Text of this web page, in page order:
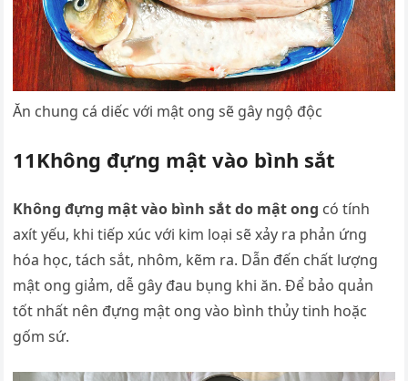
Ăn chung cá diếc với mật ong sẽ gây ngộ độc
11Không đựng mật vào bình sắt
Không đựng mật vào bình sắt do mật ong có tính
axít yếu, khi tiếp xúc với kim loại sẽ xảy ra phản ứng
hóa học, tách sắt, nhôm, kẽm ra. Dẫn đến chất lượng
mật ong giảm, dễ gây đau bụng khi ăn. Để bảo quản
tốt nhất nên đựng mật ong vào bình thủy tinh hoặc
gốm sứ.